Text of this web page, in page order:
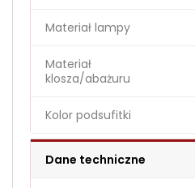
Materiał lampy
Materiał
klosza/abażuru
Kolor podsufitki
Dane techniczne